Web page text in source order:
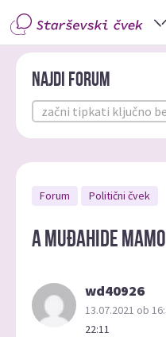
Najdi forum
Forum Politični čvek
A muđahide
wd40926
13.07.2021 ob
22:11